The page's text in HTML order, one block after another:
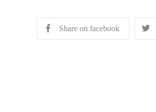
Share on facebook